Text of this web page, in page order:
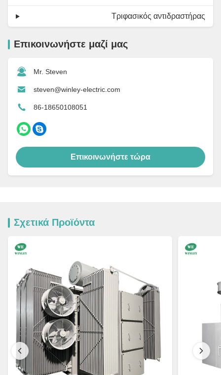
Τριφασικός αντιδραστήρας
Επικοινωνήστε μαζί μας
Mr. Steven
steven@winley-electric.com
86-18650108051
Επικοινωνήστε τώρα
Σχετικά Προϊόντα